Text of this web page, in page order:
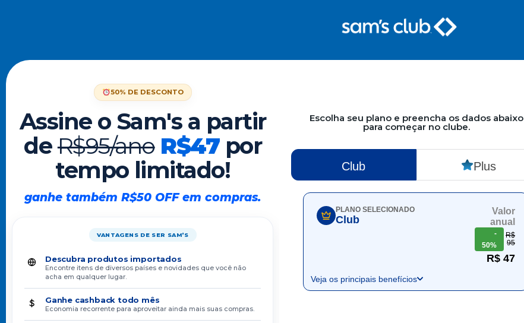
50% DE DESCONTO
Assine o Sam's a partir
deR$95/ano R$47 por
tempo limitado!
ganhe também R$50 OFF em compras.
VANTAGENS DE SER SAM’S
Descubra produtos importados
Encontre itens de diversos países e novidades que você não
acha em qualquer lugar.
Ganhe cashback todo mês
Economia recorrente para aproveitar ainda mais suas compras.
Escolha seu plano e preencha os dados abaixo
para começar no clube.
Club Plus
PLANO SELECIONADO
Club
Valor
anual
-
50%
R$
95
R$ 47
Veja os principais benefícios